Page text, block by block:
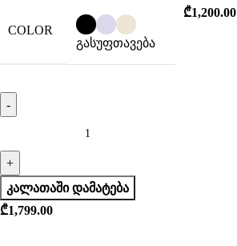
COLOR
გასუფთავება
ᲙᲐᲚᲐᲗᲐᲨᲘ ᲓᲐᲛᲐᲢᲔᲑᲐ
₾1,799.00
₾1,200.00